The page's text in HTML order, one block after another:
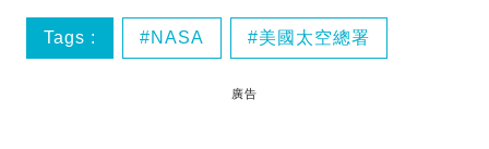
Tags : NASA 美國太空總署
廣告